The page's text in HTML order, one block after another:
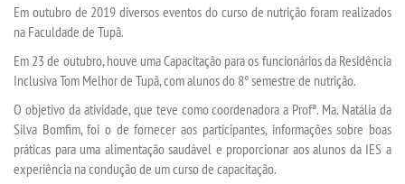
SEGUNDA GRADUAÇÃO
Em outubro de 2019 diversos eventos do curso de nutrição foram realizados
na Faculdade de Tupã.
Em 23 de outubro, houve uma Capacitação para os funcionários da Residência
Inclusiva Tom Melhor de Tupã, com alunos do 8° semestre de nutrição.
O objetivo da atividade, que teve como coordenadora a Profª. Ma. Natália da
Silva Bomfim, foi o de fornecer aos participantes, informações sobre boas
práticas para uma alimentação saudável e proporcionar aos alunos da IES a
experiência na condução de um curso de capacitação.